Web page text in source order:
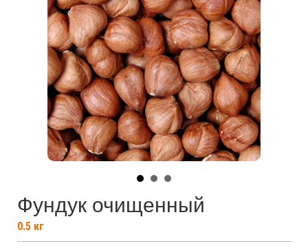
Фундук очищенный
0.5 кг